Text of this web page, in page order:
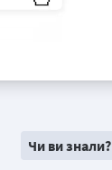
Чи ви знали?